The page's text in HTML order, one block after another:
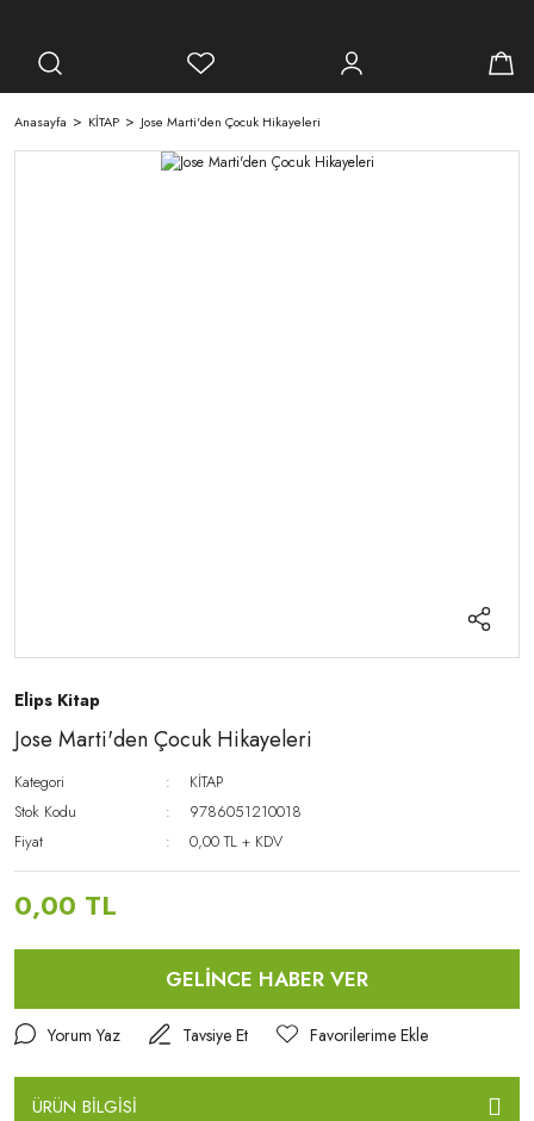
Anasayfa KİTAP Jose Marti'den Çocuk Hikayeleri
Elips Kitap
Jose Marti'den Çocuk Hikayeleri
Kategori
KİTAP
Stok Kodu
9786051210018
Fiyat
0,00 TL + KDV
0,00 TL
GELİNCE HABER VER
Yorum Yaz Tavsiye Et
ÜRÜN BİLGİSİ